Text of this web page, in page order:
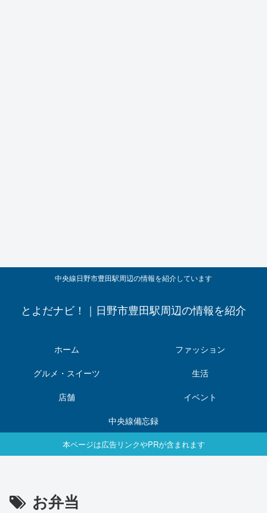
中央線日野市豊田駅周辺の情報を紹介しています
とよだナビ！｜日野市豊田駅周辺の情報を紹介
ホーム
ファッション
グルメ・スイーツ
生活
店舗
イベント
中央線備忘録
本ページは広告リンクやPRが含まれます
お弁当